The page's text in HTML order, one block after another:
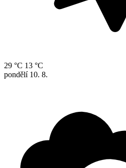
29 °C 13 °C
pondělí 10. 8.